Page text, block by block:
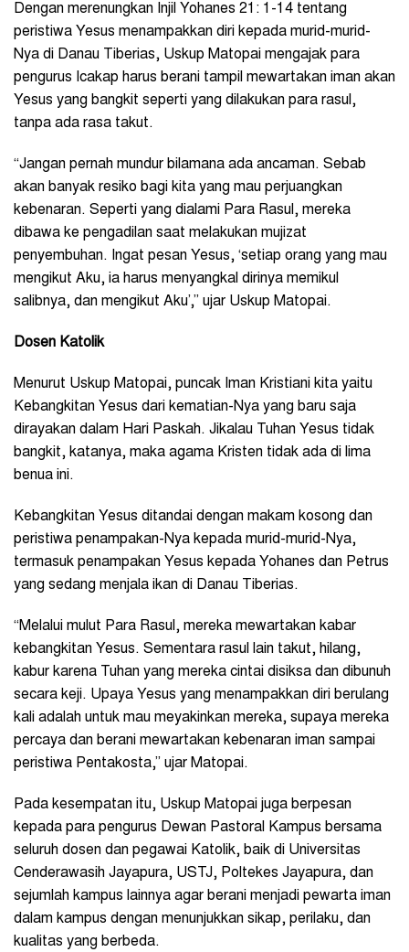
Dengan merenungkan Injil Yohanes 21: 1-14 tentang
peristiwa Yesus menampakkan diri kepada murid-murid-
Nya di Danau Tiberias, Uskup Matopai mengajak para
pengurus Icakap harus berani tampil mewartakan iman akan
Yesus yang bangkit seperti yang dilakukan para rasul,
tanpa ada rasa takut.
“Jangan pernah mundur bilamana ada ancaman. Sebab
akan banyak resiko bagi kita yang mau perjuangkan
kebenaran. Seperti yang dialami Para Rasul, mereka
dibawa ke pengadilan saat melakukan mujizat
penyembuhan. Ingat pesan Yesus, ‘setiap orang yang mau
mengikut Aku, ia harus menyangkal dirinya memikul
salibnya, dan mengikut Aku’,” ujar Uskup Matopai.
Dosen Katolik
Menurut Uskup Matopai, puncak Iman Kristiani kita yaitu
Kebangkitan Yesus dari kematian-Nya yang baru saja
dirayakan dalam Hari Paskah. Jikalau Tuhan Yesus tidak
bangkit, katanya, maka agama Kristen tidak ada di lima
benua ini.
Kebangkitan Yesus ditandai dengan makam kosong dan
peristiwa penampakan-Nya kepada murid-murid-Nya,
termasuk penampakan Yesus kepada Yohanes dan Petrus
yang sedang menjala ikan di Danau Tiberias.
“Melalui mulut Para Rasul, mereka mewartakan kabar
kebangkitan Yesus. Sementara rasul lain takut, hilang,
kabur karena Tuhan yang mereka cintai disiksa dan dibunuh
secara keji. Upaya Yesus yang menampakkan diri berulang
kali adalah untuk mau meyakinkan mereka, supaya mereka
percaya dan berani mewartakan kebenaran iman sampai
peristiwa Pentakosta,” ujar Matopai.
Pada kesempatan itu, Uskup Matopai juga berpesan
kepada para pengurus Dewan Pastoral Kampus bersama
seluruh dosen dan pegawai Katolik, baik di Universitas
Cenderawasih Jayapura, USTJ, Poltekes Jayapura, dan
sejumlah kampus lainnya agar berani menjadi pewarta iman
dalam kampus dengan menunjukkan sikap, perilaku, dan
kualitas yang berbeda.